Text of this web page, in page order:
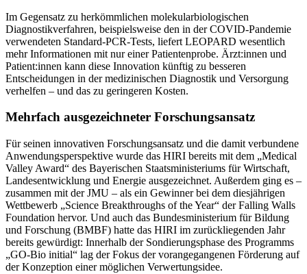
Im Gegensatz zu herkömmlichen molekularbiologischen
Diagnostikverfahren, beispielsweise den in der COVID-Pandemie
verwendeten Standard-PCR-Tests, liefert LEOPARD wesentlich
mehr Informationen mit nur einer Patientenprobe. Ärzt:innen und
Patient:innen kann diese Innovation künftig zu besseren
Entscheidungen in der medizinischen Diagnostik und Versorgung
verhelfen – und das zu geringeren Kosten.
Mehrfach ausgezeichneter Forschungsansatz
Für seinen innovativen Forschungsansatz und die damit verbundene
Anwendungsperspektive wurde das HIRI bereits mit dem „Medical
Valley Award“ des Bayerischen Staatsministeriums für Wirtschaft,
Landesentwicklung und Energie ausgezeichnet. Außerdem ging es –
zusammen mit der JMU – als ein Gewinner bei dem diesjährigen
Wettbewerb „Science Breakthroughs of the Year“ der Falling Walls
Foundation hervor. Und auch das Bundesministerium für Bildung
und Forschung (BMBF) hatte das HIRI im zurückliegenden Jahr
bereits gewürdigt: Innerhalb der Sondierungsphase des Programms
„GO-Bio initial“ lag der Fokus der vorangegangenen Förderung auf
der Konzeption einer möglichen Verwertungsidee.